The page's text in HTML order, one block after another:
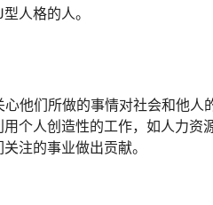
人格的人。
他们所做的事情对社会和他
个人创造性的工作，如人力资
注的事业做出贡献。